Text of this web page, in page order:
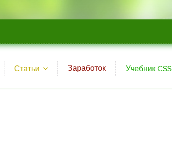
Статьи Заработок Учебник CSS